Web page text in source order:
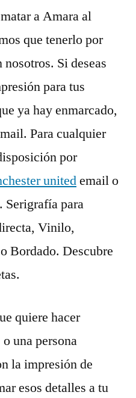
a Amara al
que tenerlo por
Si deseas
para tus
ya hay enmarcado,
Para cualquier
por
unitedemail o
Serigrafía para
Vinilo,
Bordado. Descubre
quiere hacer
una persona
la impresión de
esos detalles a tu